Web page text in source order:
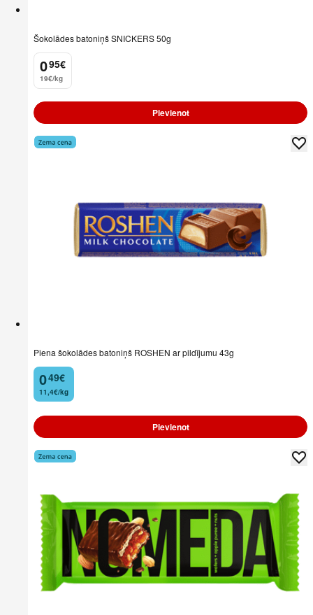
Šokolādes batoniņš SNICKERS 50g
0
. 95€
19€/kg
Pievienot
Piena šokolādes batoniņš ROSHEN ar pildījumu 43g
0
. 49€
11,4€/kg
Pievienot